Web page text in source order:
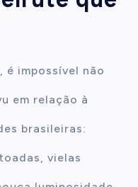
é impossível não
em relação à
brasileiras:
vielas